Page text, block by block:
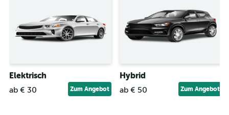
Elektrisch
ab € 30 Zum Angebot
Hybrid
ab € 50 Zum Angebot